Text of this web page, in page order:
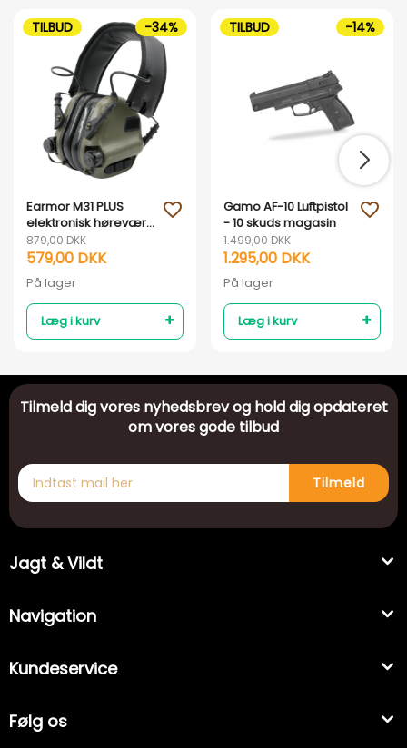
Earmor M31 PLUS
elektronisk høreværn
- Armygrøn
879,00 DKK
579,00 DKK
På lager
Læg i kurv
favorite_outline
TILBUD -34%
Gamo AF-10 Luftpistol
- 10 skuds magasin
1.499,00 DKK
1.295,00 DKK
På lager
Læg i kurv
favorite_outline
TILBUD -14%
Tilmeld dig vores nyhedsbrev og hold dig opdateret
om vores gode tilbud
Tilmeld
Jagt & Vildt
Navigation
Kundeservice
Følg os